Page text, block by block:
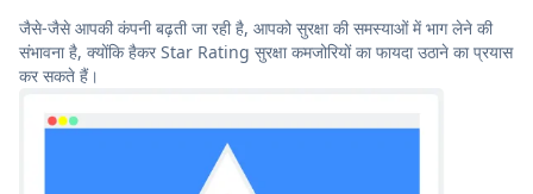
जैसे-जैसे आपकी कंपनी बढ़ती जा रही है, आपको सुरक्षा की समस्याओं में भाग लेने की
संभावना है, क्योंकि हैकर Star Rating सुरक्षा कमजोरियों का फायदा उठाने का प्रयास
कर सकते हैं।